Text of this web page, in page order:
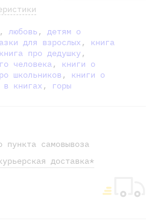
, любовь , детям о
для взрослых , книга
книга про дедушку,
человека, книги о
школьников , книги о
в книгах , горы
пункта самовывоза
доставка*